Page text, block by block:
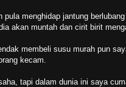
pula menghidap jantung
akan muntah dan cirit birit
membeli susu murah pun
kecam.
tapi dalam dunia ini saya